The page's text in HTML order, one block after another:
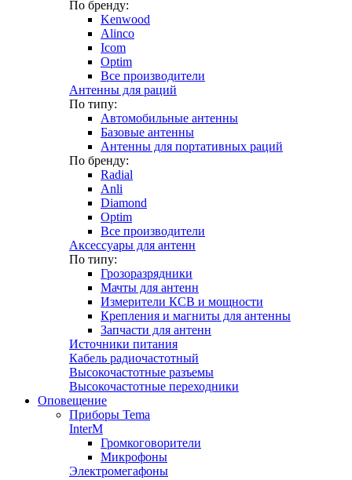
По бренду:
Kenwood
Alinco
Icom
Optim
Все производители
Антенны для раций
По типу:
Автомобильные антенны
Базовые антенны
Антенны для портативных раций
По бренду:
Radial
Anli
Diamond
Optim
Все производители
Аксессуары для антенн
По типу:
Грозоразрядники
Мачты для антенн
Измерители КСВ и мощности
Крепления и магниты для антенны
Запчасти для антенн
Источники питания
Кабель радиочастотный
Высокочастотные разъемы
Высокочастотные переходники
Оповещение
Приборы Tema
InterM
Громкоговорители
Микрофоны
Электромегафоны